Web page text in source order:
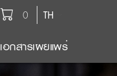
TH
0
เอกสารเผยแพร่